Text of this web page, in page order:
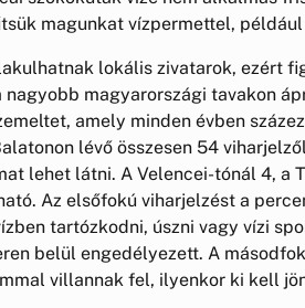
magunkat vízpermettel,
lokális zivatarok, ezért
magyarországi tavakon
amely minden évben
lévő összesen 54
lehet látni. A Velencei-tónál 4, a
Az elsőfokú viharjelzést a
tartózkodni, úszni vagy vízi
belül engedélyezett. A
villannak fel, ilyenkor ki kell